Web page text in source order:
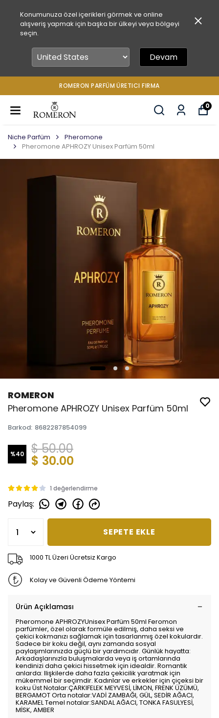
Konumunuza özel içerikleri görmek ve online
alışveriş yapmak için başka bir ülkeyi veya bölgeyi
seçin.
Devam
ROMERON PARFÜM ÜRETICI FIRMA
0
Niche Parfüm
Pheromone
Pheromone APHROZY Unisex Parfüm 50ml
ROMERON
Pheromone APHROZY Unisex Parfüm 50ml
Barkod: 8682287854099
%40 $ 50.00
$ 30.00
1 değerlendirme
Paylaş:
SEPETE EKLE
1000 TL Üzeri Ücretsiz Kargo
Kolay ve Güvenli Ödeme Yöntemi
Ürün Açıklaması
Pheromone APHROZYUnisex Parfüm 50ml Feromon
parfümler, özel olarak formüle edilmiş, daha seksi ve
çekici kokmanızı sağlamak için tasarlanmış özel kokulardır.
Sadece bir koku değil, aynı zamanda sosyal
paylaşımlarınızda güçlü bir yardımcıdır. Günlük hayatta:
Arkadaşlarınızla buluşmalarda veya iş ortamlarında
kendinizi daha çekici hissetmek için idealdir. Romantik
anlarda: Ilişkilerde daha fazla çekicilik yaratmak için
mükemmel bir seçimdir. Kadınlar ve erkekler için çiçeksi bir
koku Üst Notalar:ÇARKIFELEK MEYVESİ, LİMON, FRENK ÜZÜMÜ,
BERGAMOT Orta notalar:VADİ ZAMBAĞI, GÜL, SEDİR AĞACI,
KARAMEL Temel notalar:SANDAL AĞACI, TONKA FASULYESİ,
MİSK, AMBER